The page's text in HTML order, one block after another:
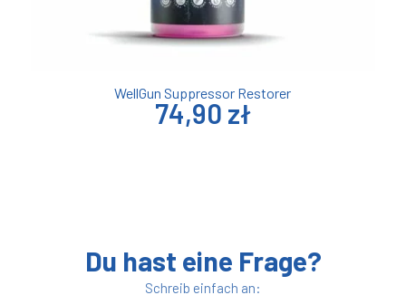
WellGun Suppressor Restorer
74,90 zł
Du hast eine Frage?
Schreib einfach an: